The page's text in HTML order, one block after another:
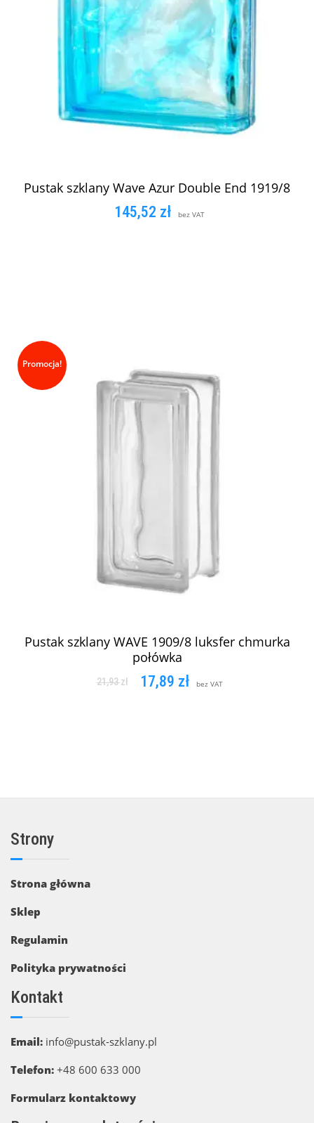
Pustak szklany Wave Azur Double End 1919/8
145,52 zł bez VAT
Promocja!
Pustak szklany WAVE 1909/8 luksfer chmurka
połówka
21,93zł 17,89 zł bez VAT
Strony
Strona główna
Sklep
Regulamin
Polityka prywatności
Kontakt
Email: info@pustak-szklany.pl
Telefon: +48 600 633 000
Formularz kontaktowy